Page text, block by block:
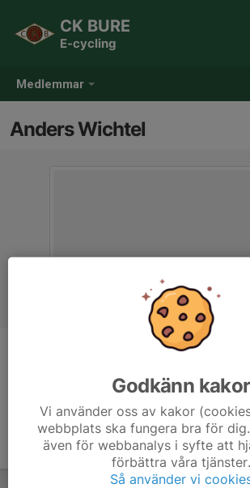
Medlemmar
CK BURE
E-cycling
Anders Wichtel
Godkänn kakor
Vi använder oss av kakor
webbplats ska fungera bra för
även för webbanalys i syfte att
förbättra våra tjänster.
Så använder vi